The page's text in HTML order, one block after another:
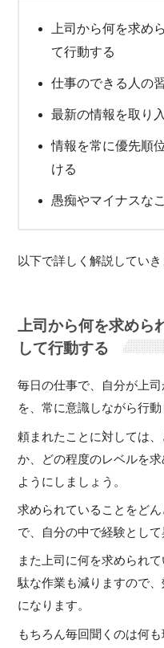
上司から何を求め
て行動する
仕事のできる人の
最新の情報を取り
情報を常に優先順
ける
愚痴やマイナスな
以下で詳しく解説していき
上司から何を求め
して行動する
毎日の仕事で、自分が上
を、常に意識しながら行動
頼まれたことに対しては
か、どの程度のレベルを
ようにしましょう。
求められていることをど
で、自分の中で経験とし
また上司に何を求められ
駄な作業も減りますので
になります。
もちろん毎回聞くのは何